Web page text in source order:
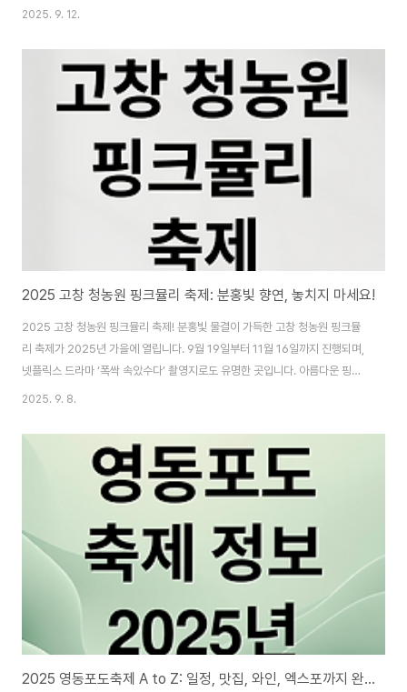
성 남당항 대하축제에 대한 모든 것을 꼼꼼하게 알려드릴게요. 광고 축제 개요
충청남도 홍성군 남당항 일원에서 열릴 예정이에요. 9월과 10월은 대하가 가
장 살이 통통하게 오르는 시기라, 제철 대하의 풍미를 제대로 느낄 수 있답니다.
홍성군청 바로가기합리적인 가격, 풍성한 즐길 거리축제에서는 자연산 대하를
맛볼 수 있을 뿐만 아니라, 다양한 프로그램도 준비될 예정이에요. 대하 가격은
2025. 9. 12.
2025 고창 청농원 핑크뮬리 축제: 분홍빛 향연, 놓치지 마세요!
2025 고창 청농원 핑크뮬리 축제! 분홍빛 물결이 가득한 고창 청농원 핑크뮬
리 축제가 2025년 가을에 열립니다. 9월 19일부터 11월 16일까지 진행되며,
넷플릭스 드라마 ‘폭싹 속았수다’ 촬영지로도 유명한 곳입니다. 아름다운 핑크
뮬리 정원에서 잊지 못할 추억을 만들어 보세요! 2025 축제, 놓치지 마세요!
월 16일까지 분홍빛 물결 속에서 특별한 추억을 만들 수 있습니다. ‘폭싹 속았
수다’ 촬영지인 청농원에서 힐링하세요. 고창군청 바로가기5천 평 핑크뮬리 정
원약 5,000평 규모의 핑크뮬리 정원이 축제의 중심입니다. 가을 햇살 아래 핑
크뮬리가 춤추는 모습은 정말 아름다울 것입니다. 팜파스존, 계절별 꽃 정원
2025. 9. 8.
2025 영동포도축제 A to Z: 일정, 맛집, 와인, 엑스포까지 완벽 정리!